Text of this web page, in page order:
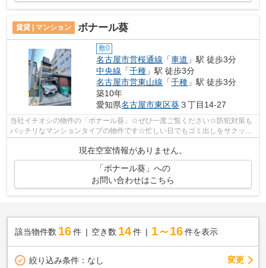
賃貸 | マンション ボナール葵
敷0
名古屋市営桜通線 「車道 」駅 徒歩3分
中央線 「千種 」駅 徒歩3分
名古屋市営東山線 「千種 」駅 徒歩3分
築10年
愛知県名古屋市東区葵３丁目14-27
当社イチオシの物件の「ボナール葵」☆ぜひ一度ご覧ください☆防犯対策も
バッチリなマンションタイプの物件です☆忙しい日でもゴミ出しをサクッと
現在空室情報がありません。
「ボナール葵」への
お問い合わせはこちら
該当物件数 16件 空き数 14 件 1～16 件を表示
絞り込み条件： なし 変更